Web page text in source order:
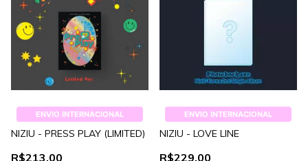
ENVIO INTERNACIONAL
NIZIU - PRESS PLAY (LIMITED)
R$213,00
ENVIO INTERNACIONAL
NIZIU - LOVE LINE
R$229,00